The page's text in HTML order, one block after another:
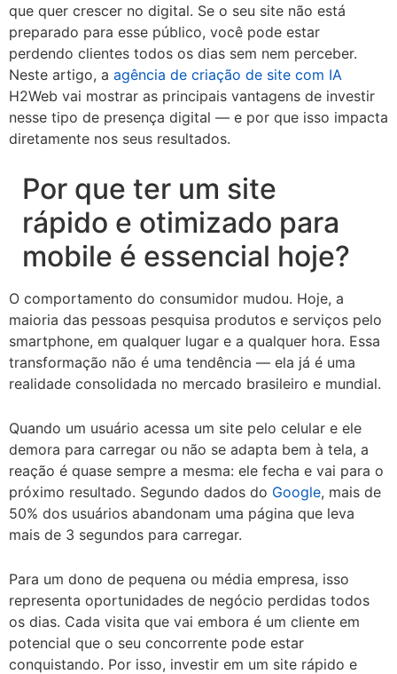
que quer crescer no digital. Se o seu site não está
preparado para esse público, você pode estar
perdendo clientes todos os dias sem nem perceber.
Neste artigo, a agência de criação de site com IA
H2Web vai mostrar as principais vantagens de investir
nesse tipo de presença digital — e por que isso impacta
diretamente nos seus resultados.
Por que ter um site
rápido e otimizado para
mobile é essencial hoje?
O comportamento do consumidor mudou. Hoje, a
maioria das pessoas pesquisa produtos e serviços pelo
smartphone, em qualquer lugar e a qualquer hora. Essa
transformação não é uma tendência — ela já é uma
realidade consolidada no mercado brasileiro e mundial.
Quando um usuário acessa um site pelo celular e ele
demora para carregar ou não se adapta bem à tela, a
reação é quase sempre a mesma: ele fecha e vai para o
próximo resultado. Segundo dados do Google, mais de
50% dos usuários abandonam uma página que leva
mais de 3 segundos para carregar.
Para um dono de pequena ou média empresa, isso
representa oportunidades de negócio perdidas todos
os dias. Cada visita que vai embora é um cliente em
potencial que o seu concorrente pode estar
conquistando. Por isso, investir em um site rápido e